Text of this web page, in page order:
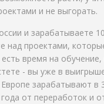
и не выгорать.
и зарабатываете
над проектами,
время на
- вы уже в
зарабатывают в
от переработок и